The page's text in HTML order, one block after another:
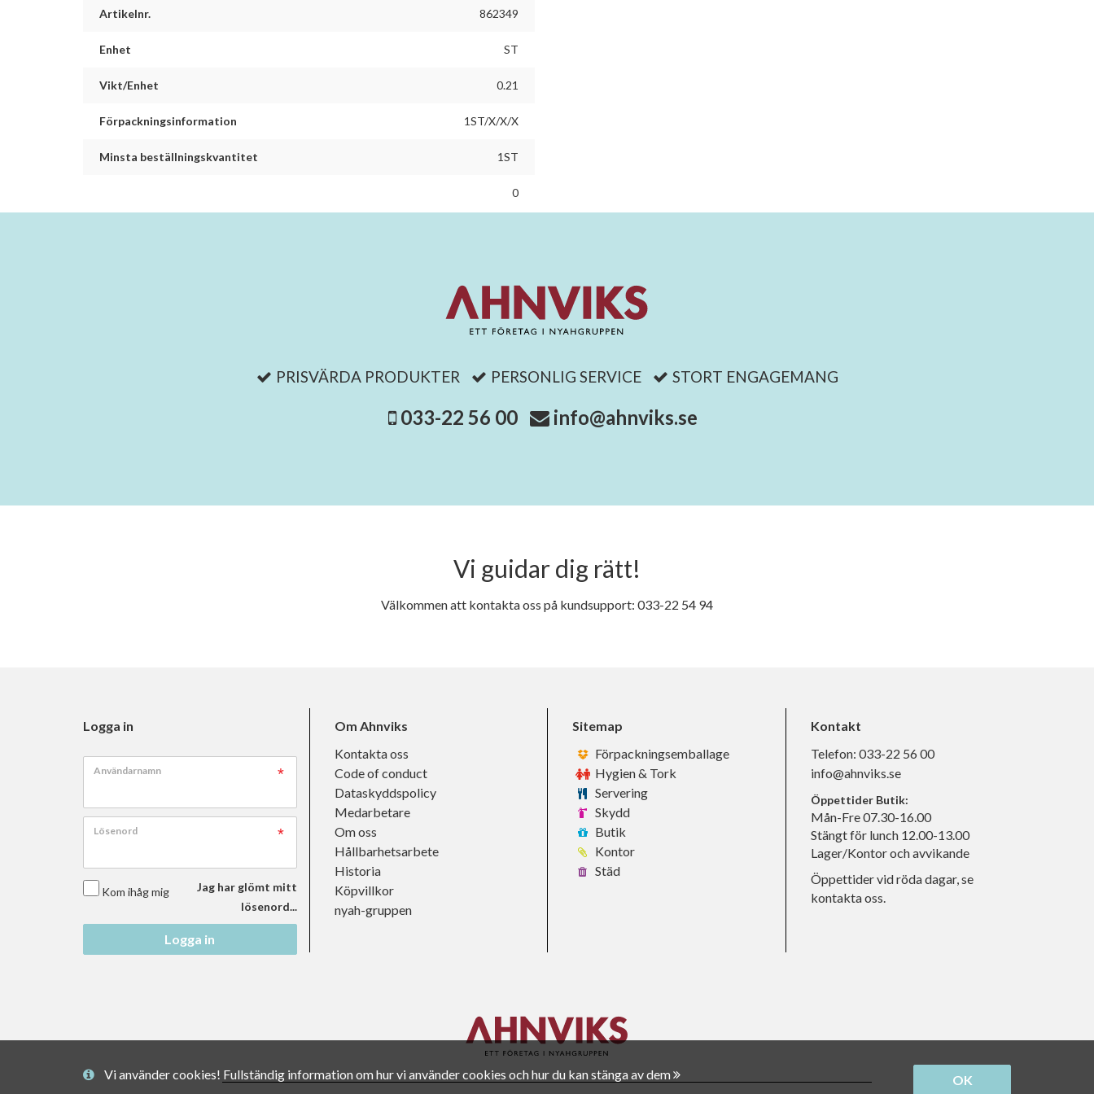
Vi använder cookies! Fullständig information om hur vi använder cookies och hur du kan stänga av dem OK
Artikelnr. 862349
Enhet ST
Vikt/Enhet 0.21
Förpackningsinformation 1ST/X/X/X
Minsta beställningskvantitet 1ST
0
PRISVÄRDA PRODUKTER PERSONLIG SERVICE STORT ENGAGEMANG
033-22 56 00 info@ahnviks.se
Vi guidar dig rätt!
Välkommen att kontakta oss på kundsupport: 033-22 54 94
Logga in
Användarnamn
Lösenord
Kom ihåg mig
Jag har glömt mitt
lösenord...
Logga in
Om Ahnviks
Kontakta oss
Code of conduct
Dataskyddspolicy
Medarbetare
Om oss
Hållbarhetsarbete
Historia
Köpvillkor
nyah-gruppen
Sitemap
Förpackningsemballage
Hygien & Tork
Servering
Skydd
Butik
Kontor
Städ
Kontakt
Telefon: 033-22 56 00
info@ahnviks.se
Öppettider Butik:
Mån-Fre 07.30-16.00
Stängt för lunch 12.00-13.00
Lager/Kontor och avvikande
Öppettider vid röda dagar, se
kontakta oss.